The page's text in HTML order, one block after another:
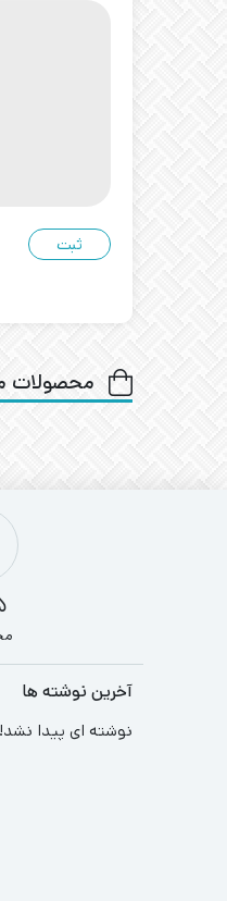
محصولات
آخرین نوشته ها
نوشته ای پیدا نشد!